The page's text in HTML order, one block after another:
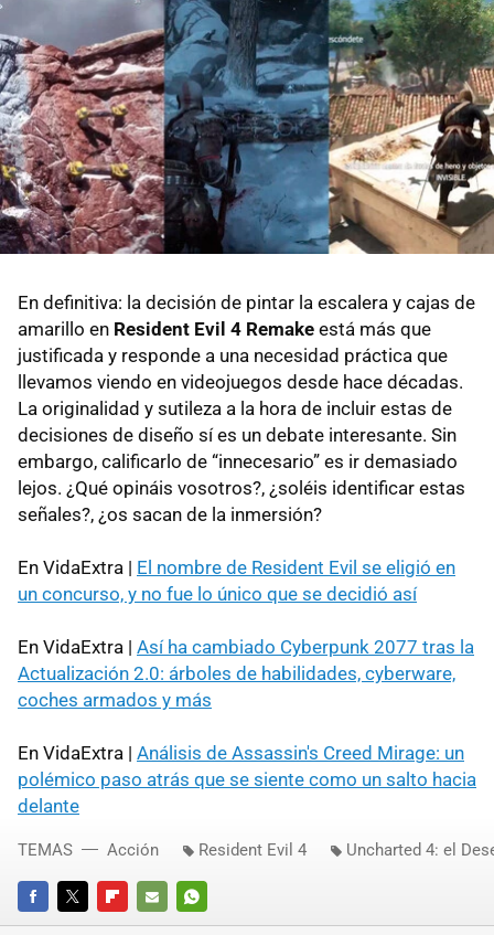
En definitiva: la decisión de pintar la escalera y cajas de
amarillo en Resident Evil 4 Remake está más que
justificada y responde a una necesidad práctica que
llevamos viendo en videojuegos desde hace décadas.
La originalidad y sutileza a la hora de incluir estas de
decisiones de diseño sí es un debate interesante. Sin
embargo, calificarlo de “innecesario” es ir demasiado
lejos. ¿Qué opináis vosotros?, ¿soléis identificar estas
señales?, ¿os sacan de la inmersión?
En VidaExtra | El nombre de Resident Evil se eligió en
un concurso, y no fue lo único que se decidió así
En VidaExtra | Así ha cambiado Cyberpunk 2077 tras la
Actualización 2.0: árboles de habilidades, cyberware,
coches armados y más
En VidaExtra | Análisis de Assassin's Creed Mirage: un
polémico paso atrás que se siente como un salto hacia
delante
FACEBOOKTWITTERFLIPBOARD
E- WHATSAPP
TEMAS Acción Resident Evil 4 Uncharted 4: el